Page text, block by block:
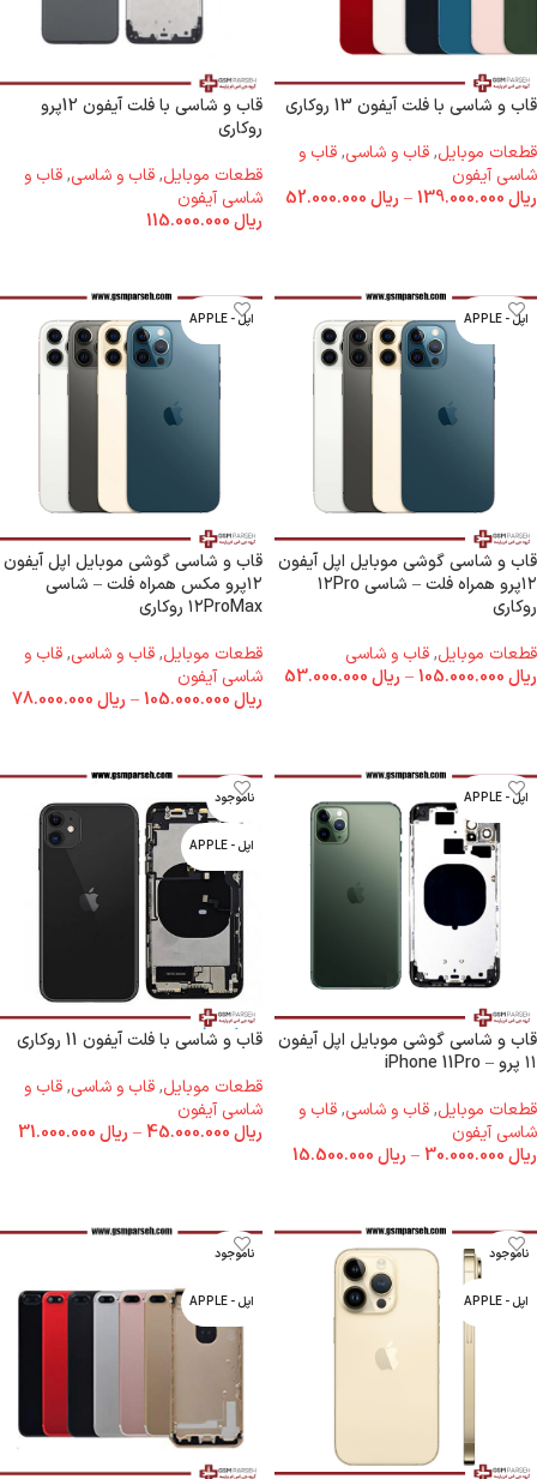
قاب و شاسی با فلت آیفون 13 روکاری
قطعات موبایل,قاب و شاسی,قاب و
شاسی آیفون
ریال
– ریال
قاب و شاسی با فلت آیفون 12پرو
روکاری
قطعات موبایل,قاب و شاسی,قاب و
شاسی آیفون
ریال
اپل - APPLE
قاب و شاسی گوشی موبایل اپل آیفون
۱۲پرو همراه فلت – شاسی ۱۲Pro
روکاری
قطعات موبایل,قاب و شاسی
ریال
– ریال
اپل - APPLE
قاب و شاسی گوشی موبایل اپل آیفون
۱۲پرو مکس همراه فلت – شاسی
۱۲ProMax روکاری
قطعات موبایل,قاب و شاسی,قاب و
شاسی آیفون
ریال
– ریال
اپل - APPLE
قاب و شاسی گوشی موبایل اپل آیفون
۱۱ پرو – iPhone 11Pro
قطعات موبایل,قاب و شاسی,قاب و
شاسی آیفون
ریال
– ریال
ناموجود
اپل - APPLE
قاب و شاسی با فلت آیفون 11 روکاری
قطعات موبایل,قاب و شاسی,قاب و
شاسی آیفون
ریال
– ریال
ناموجود
اپل - APPLE
ناموجود
اپل - APPLE